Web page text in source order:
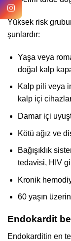
Yüksek risk
şunlardır:
Yaşa veya
doğal kalp
Kalp pili veya
kalp içi
Damar içi
Kötü ağız ve
Bağışıklık
tedavisi, HIV
Kronik
60 yaşın
Endokardit
Endokarditin en